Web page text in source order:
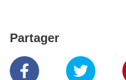
Partager